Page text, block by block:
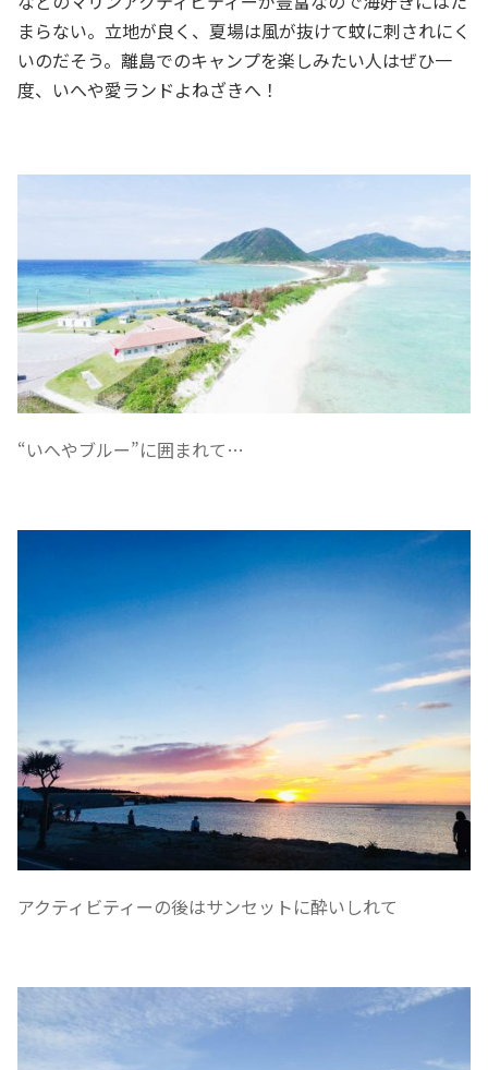
まらない。立地が良く、夏場は風が抜けて蚊に刺されにく
いのだそう。離島でのキャンプを楽しみたい人はぜひ一
度、いへや愛ランドよねざきへ！
“いへやブルー”に囲まれて…
アクティビティーの後はサンセットに酔いしれて